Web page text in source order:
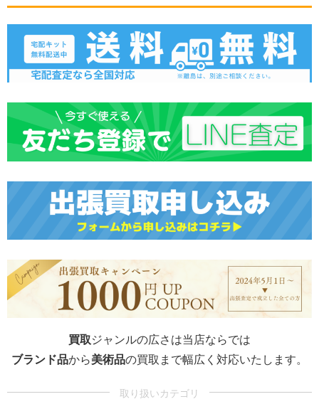
買取ジャンルの広さは当店ならでは
ブランド品から美術品の買取まで幅広く対応いたします。